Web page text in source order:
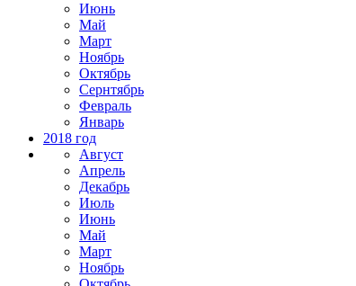
Июнь
Май
Март
Ноябрь
Октябрь
Сернтябрь
Февраль
Январь
2018 год
Август
Апрель
Декабрь
Июль
Июнь
Май
Март
Ноябрь